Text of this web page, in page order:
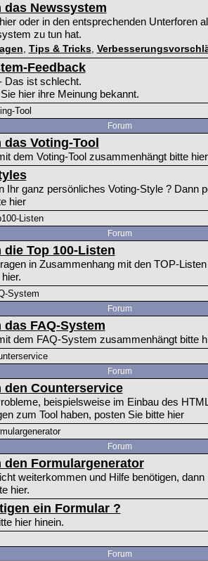
das Newssystem
oder in den entsprechenden Unterforen
zu tun hat.
Tips & Tricks,
Feedback
Das ist schlecht.
hier ihre Meinung bekannt.
Tool
Forum
das Voting-Tool
dem Voting-Tool zusammenhängt bitte
Ihr ganz persönliches Voting-Style ? Dann
hier
Listen
Forum
die Top 100-Listen
in Zusammenhang mit den TOP-
System
Forum
das FAQ-System
dem FAQ-System zusammenhängt bitte
Forum
den Counterservice
beispielsweise im Einbau des
zum Tool haben, posten Sie bitte hier
Forum
den Formulargenerator
weiterkommen und Hilfe benötigen, dann
hier.
ein Formular ?
hier hinein.
Forum